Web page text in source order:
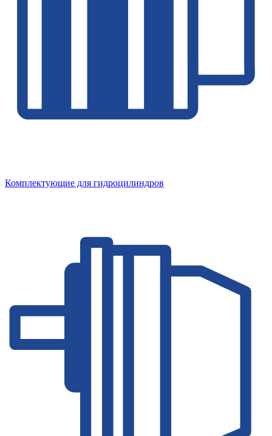
Комплектующие для гидроцилиндров